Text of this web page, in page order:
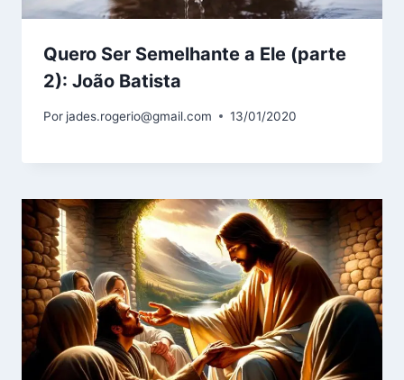
Quero Ser Semelhante a Ele (parte
2): João Batista
Por jades.rogerio@gmail.com 13/01/2020